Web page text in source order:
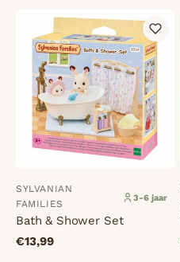
SYLVANIAN
FAMILIES
3-6 jaar
Bath & Shower Set
€13,99